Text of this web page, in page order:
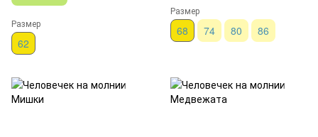
Размер
62
Размер
68 74 80 86